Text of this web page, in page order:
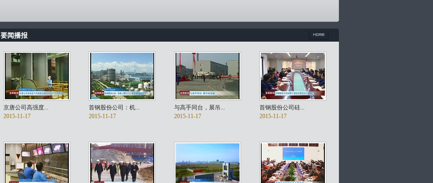
要闻播报
京唐公司高强度...
2015-11-17
首钢股份公司：机...
2015-11-17
与高手同台，展吊...
2015-11-17
首钢股份公司硅...
2015-11-17